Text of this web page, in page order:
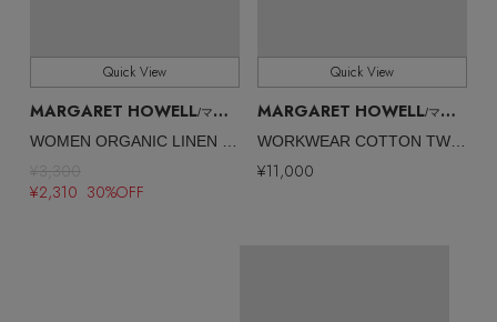
Quick View
MARGARET HOWELL/マーガレット・ハウエル
¥3,300
¥2,310 30%OFF
Quick View
MARGARET HOWELL/マーガレット・ハウエル
WORKWEAR COTTON TWILL
¥11,000